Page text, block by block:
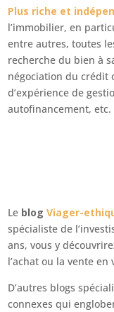
Plus riche et
l’immobilier, en
entre autres, toutes
recherche du bien à
négociation du crédit
d’expérience de
autofinancement, etc.
Le blogViager-
spécialiste de
ans, vous y
l’achat ou la vente en
D’autres blogs
connexes qui